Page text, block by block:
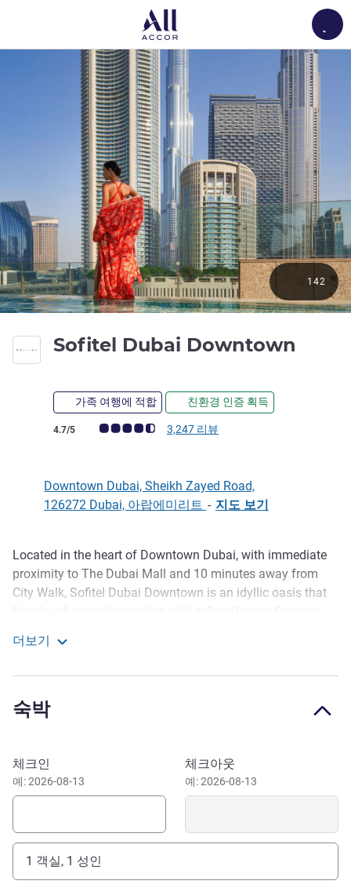
Sofitel Dubai Downtown
가족 여행에 적합 친환경 인증 획득
고객 평점 (ALL 평가)
4.7/5 3,247 리뷰
142
Downtown Dubai, Sheikh Zayed Road,
126272 Dubai, 아랍에미리트 - 지도 보기
호텔설명
Located in the heart of Downtown Dubai, with immediate
proximity to The Dubai Mall and 10 minutes away from
City Walk, Sofitel Dubai Downtown is an idyllic oasis that
come with a flat-screen TV with satellite channels. Certain
Sofitel Dubai Downtown offers exceptional 5 star
within the New and Old Dubai. Welcome to the finer side of
sophistication where refined European heritage blends with
Dubai culture and elegance. Enjoy your stay in the heart of
Khalifa. Sample the best flavours in the some of the best
restaurants in Downtown Dubai and enjoy the special
atmosphere at our bars and lounges.
더보기
숙박
이 호텔 예약하기
체크인
예: 2026-08-13
체크아웃
예: 2026-08-13
1 객실, 1 성인